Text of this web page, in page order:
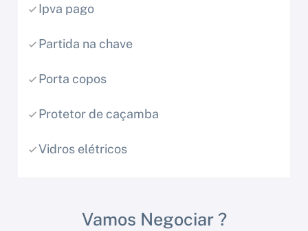
Ipva pago
Partida na chave
Porta copos
Protetor de caçamba
Vidros elétricos
Vamos Negociar ?